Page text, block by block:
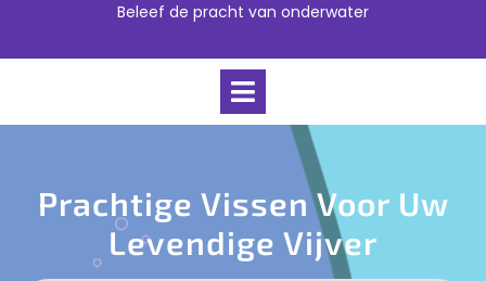
Beleef de pracht van onderwater
Open
Prachtige Vissen Voor Uw
Levendige Vijver